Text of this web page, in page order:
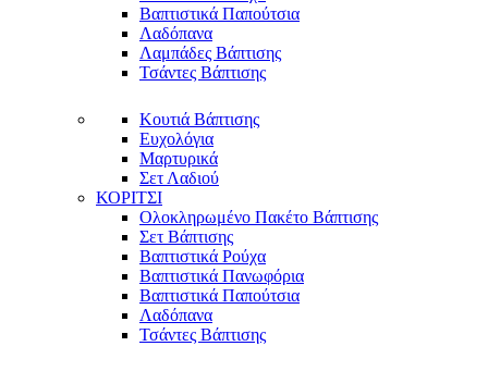
Βαπτιστικά Παπούτσια
Λαδόπανα
Λαμπάδες Βάπτισης
Τσάντες Βάπτισης
Κουτιά Βάπτισης
Ευχολόγια
Μαρτυρικά
Σετ Λαδιού
ΚΟΡΙΤΣΙ
Ολοκληρωμένο Πακέτο Βάπτισης
Σετ Βάπτισης
Βαπτιστικά Ρούχα
Βαπτιστικά Πανωφόρια
Βαπτιστικά Παπούτσια
Λαδόπανα
Τσάντες Βάπτισης